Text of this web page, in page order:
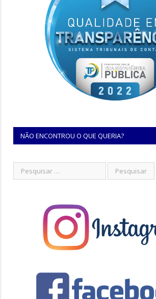
NÃO ENCONTROU O QUE QUERIA?